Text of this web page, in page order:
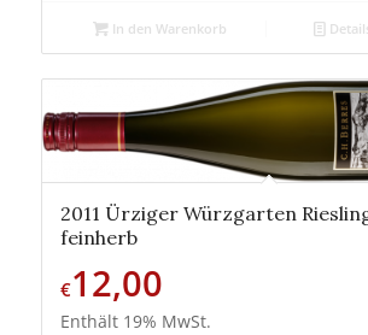
In den Warenkorb
2011 Ürziger Würzgarten
feinherb
€12,00
Enthält 19% MwSt.